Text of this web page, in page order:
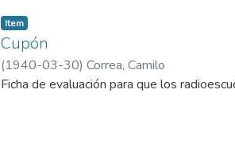
Item
Cupón
(1940-03-30) Correa, Camilo
Ficha de evaluación para que los